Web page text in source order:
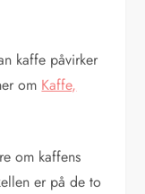
kaffe påvirker
om Kaffe,
om kaffens
er på de to